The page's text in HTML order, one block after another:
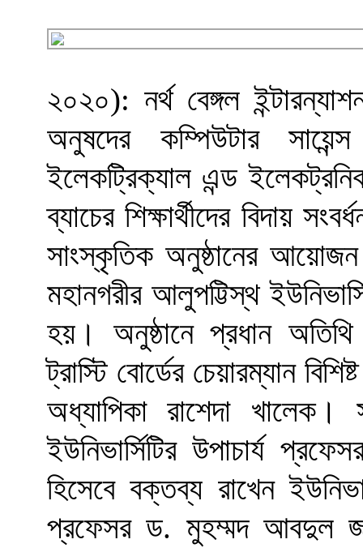
২০২০): নর্থ বেঙ্গল
অনুষদের কম্পিউটার
ইলেকট্রিক্যাল এন্ড
ব্যাচের শিক্ষার্থীদের বিদায়
সাংস্কৃতিক অনুষ্ঠানের আয়োজন
মহানগরীর আলুপট্টিস্থ
হয়। অনুষ্ঠানে প্রধান অতিথি
ট্রাস্টি বোর্ডের চেয়ারম্যান
অধ্যাপিকা রাশেদা খালেক।
ইউনিভার্সিটির উপাচার্য
হিসেবে বক্তব্য রাখেন
প্রফেসর ড. মুহম্মদ আবদুল